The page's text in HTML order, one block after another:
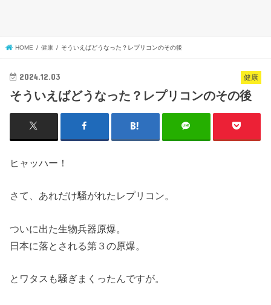
HOME 健康 そういえばどうなった？レプリコンのその後
健康
2024.12.03
そういえばどうなった？レプリコンのその後
ヒャッハー！
さて、あれだけ騒がれたレプリコン。
ついに出た生物兵器原爆。
日本に落とされる第３の原爆。
とワタスも騒ぎまくったんですが。